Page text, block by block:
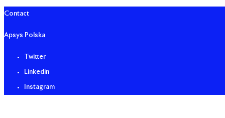
Contact
Apsys Polska
Twitter
Linkedin
Instagram